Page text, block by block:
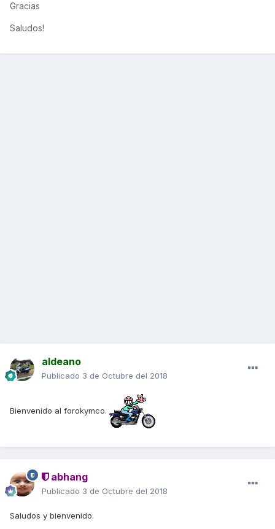
Gracias
Saludos!
aldeano
Publicado 3 de Octubre del 2018
Bienvenido al forokymco.
abhang
Publicado 3 de Octubre del 2018
Saludos y bienvenido.